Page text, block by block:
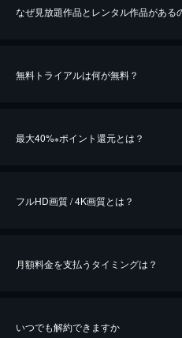
なぜ見放題作品とレンタル作品がある
無料トライアルは何が無料？
最大40%※ポイント還元とは？
※40％ポイント還元の対象は、クレジットカ
フルHD画質 / 4K画質とは？
月額料金を支払うタイミングは？
いつでも解約できますか